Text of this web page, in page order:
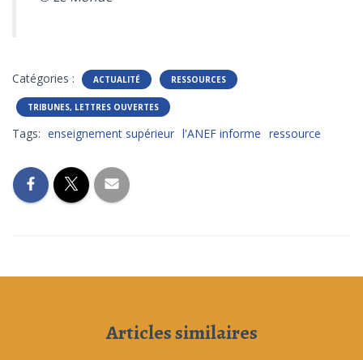
Catégories : ACTUALITÉ RESSOURCES
TRIBUNES, LETTRES OUVERTES
Tags: enseignement supérieur l'ANEF informe ressource
Articles similaires